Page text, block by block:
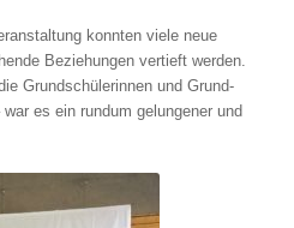
konn­ten vie­le neue
Bezie­hun­gen ver­tieft wer­den.
Grund­schü­le­rin­nen und Grund­
es ein rund­um gelun­ge­ner und